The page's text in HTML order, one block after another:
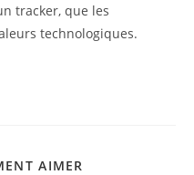
tracker, que les
technologiques.
AIMER